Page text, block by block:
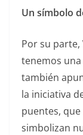
Un símbolo
Por su parte,
tenemos
también
la iniciativa
puentes,
simbolizan